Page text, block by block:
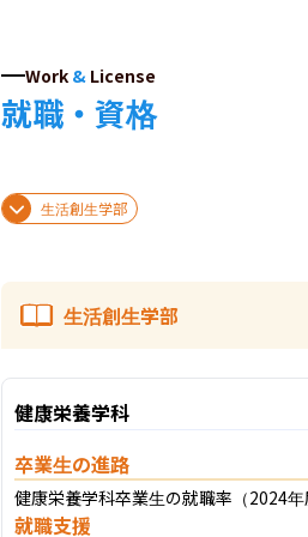
Work & License
就職・資格
生活創生学部
生活創生学部
健康栄養学科
卒業生の進路
健康栄養学科卒業生の就職率（2024
就職支援